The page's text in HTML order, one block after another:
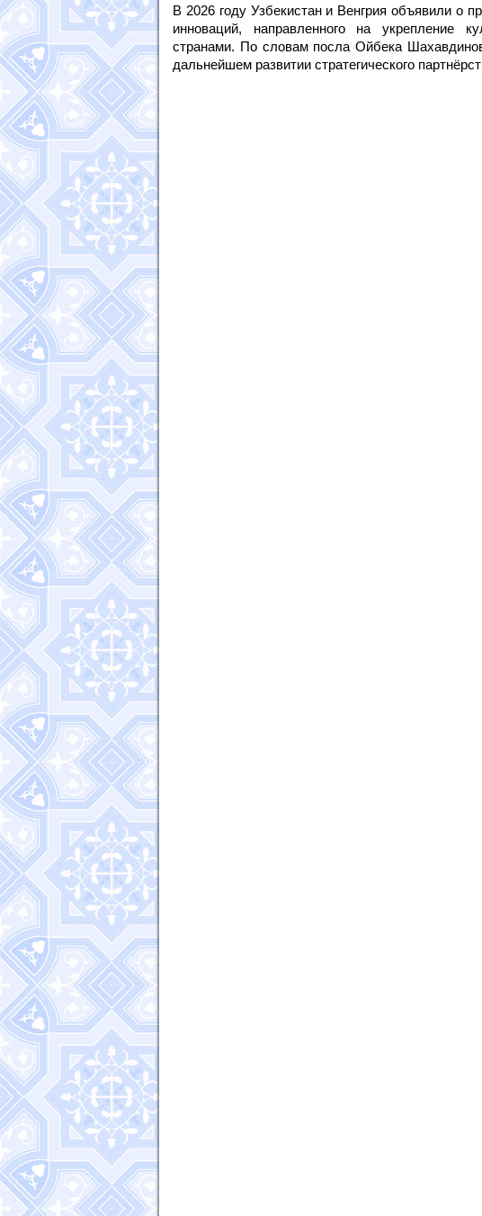
В 2026 году Узбекистан и Венгрия объявили о
инноваций, направленного на укрепление
странами. По словам посла Ойбека
дальнейшем развитии стратегического